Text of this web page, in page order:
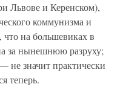
Львове и Керенском),
коммунизма и
на большевиках в
за нынешнюю разруху;
значит практически
теперь.